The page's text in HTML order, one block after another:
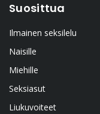
Suosittua
Ilmainen seksilelu
Naisille
Miehille
Seksiasut
Liukuvoiteet